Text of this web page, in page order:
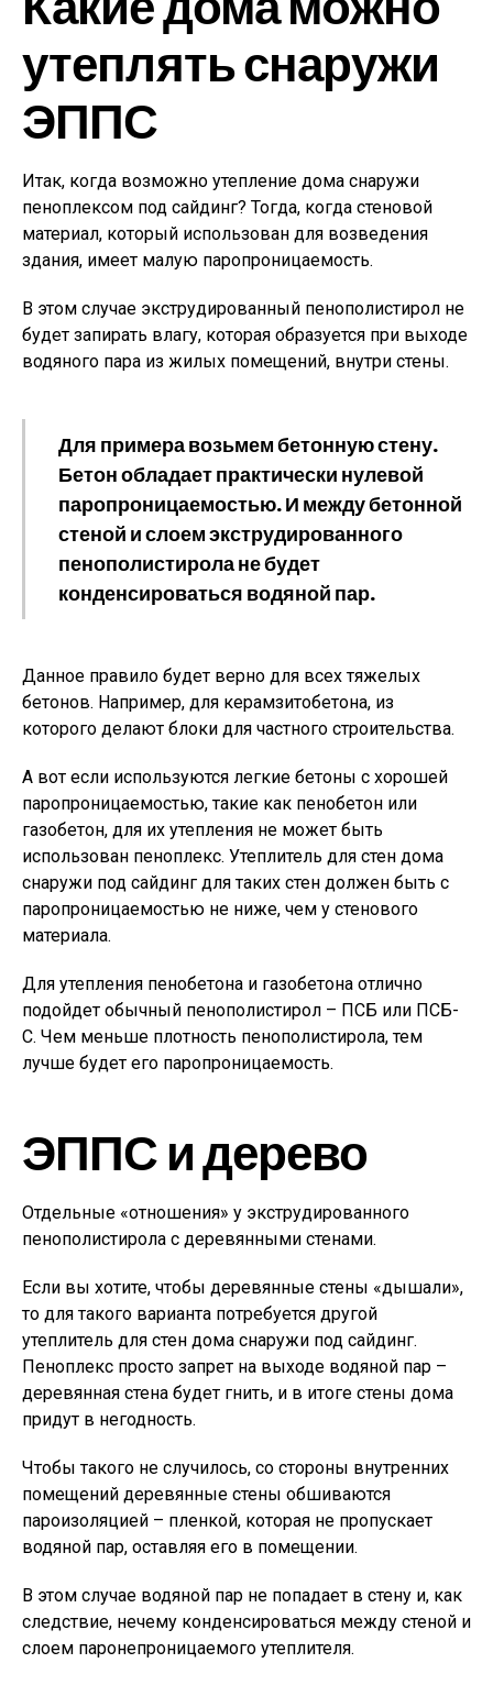
утеплять снаружи
ЭППС
Итак, когда возможно утепление дома снаружи
пеноплексом под сайдинг? Тогда, когда стеновой
материал, который использован для возведения
здания, имеет малую паропроницаемость.
В этом случае экструдированный пенополистирол не
будет запирать влагу, которая образуется при выходе
водяного пара из жилых помещений, внутри стены.
Для примера возьмем бетонную стену.
Бетон обладает практически нулевой
паропроницаемостью. И между бетонной
стеной и слоем экструдированного
пенополистирола не будет
конденсироваться водяной пар.
Данное правило будет верно для всех тяжелых
бетонов. Например, для керамзитобетона, из
которого делают блоки для частного строительства.
А вот если используются легкие бетоны с хорошей
паропроницаемостью, такие как пенобетон или
газобетон, для их утепления не может быть
использован пеноплекс. Утеплитель для стен дома
снаружи под сайдинг для таких стен должен быть с
паропроницаемостью не ниже, чем у стенового
материала.
Для утепления пенобетона и газобетона отлично
подойдет обычный пенополистирол – ПСБ или ПСБ-
С. Чем меньше плотность пенополистирола, тем
лучше будет его паропроницаемость.
ЭППС и дерево
Отдельные «отношения» у экструдированного
пенополистирола с деревянными стенами.
Если вы хотите, чтобы деревянные стены «дышали»,
то для такого варианта потребуется другой
утеплитель для стен дома снаружи под сайдинг.
Пеноплекс просто запрет на выходе водяной пар –
деревянная стена будет гнить, и в итоге стены дома
придут в негодность.
Чтобы такого не случилось, со стороны внутренних
помещений деревянные стены обшиваются
пароизоляцией – пленкой, которая не пропускает
водяной пар, оставляя его в помещении.
В этом случае водяной пар не попадает в стену и, как
следствие, нечему конденсироваться между стеной и
слоем паронепроницаемого утеплителя.